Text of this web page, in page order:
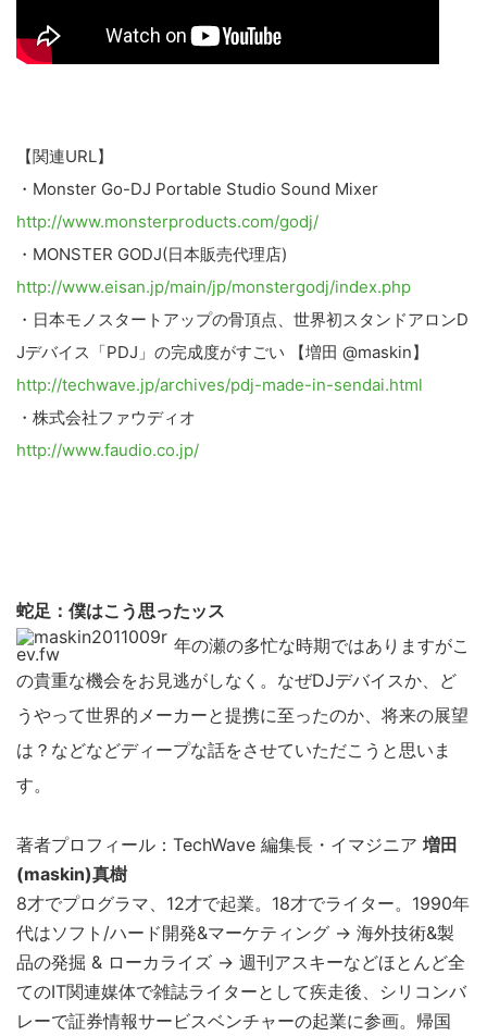
【関連URL】
・Monster Go-DJ Portable Studio Sound Mixer
http://www.monsterproducts.com/godj/
・MONSTER GODJ(日本販売代理店)
http://www.eisan.jp/main/jp/monstergodj/index.php
・日本モノスタートアップの骨頂点、世界初スタンドアロンD
Jデバイス「PDJ」の完成度がすごい 【増田 @maskin】
http://techwave.jp/archives/pdj-made-in-sendai.html
・株式会社ファウディオ
http://www.faudio.co.jp/
蛇足：僕はこう思ったッス
年の瀬の多忙な時期ではありますがこ
の貴重な機会をお見逃がしなく。なぜDJデバイスか、ど
うやって世界的メーカーと提携に至ったのか、将来の展望
は？などなどディープな話をさせていただこうと思いま
す。
著者プロフィール：TechWave 編集長・イマジニア 増田
(maskin)真樹
8才でプログラマ、12才で起業。18才でライター。1990年
代はソフト/ハード開発&マーケティング → 海外技術&製
品の発掘 & ローカライズ → 週刊アスキーなどほとんど全
てのIT関連媒体で雑誌ライターとして疾走後、シリコンバ
レーで証券情報サービスベンチャーの起業に参画。帰国